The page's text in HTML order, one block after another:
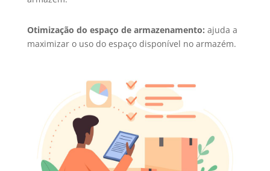
Otimização do espaço de armazenamento: ajuda a
maximizar o uso do espaço disponível no armazém.